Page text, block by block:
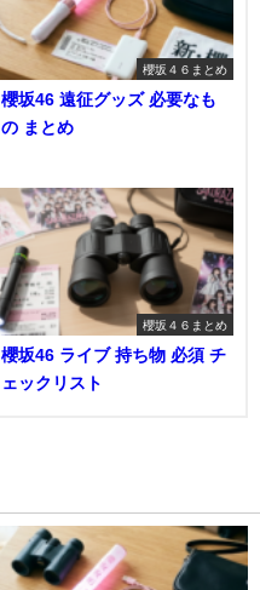
櫻坂４６まとめ
櫻坂46 遠征グッズ 必要なも
の まとめ
櫻坂４６まとめ
櫻坂46 ライブ 持ち物 必須 チ
ェックリスト